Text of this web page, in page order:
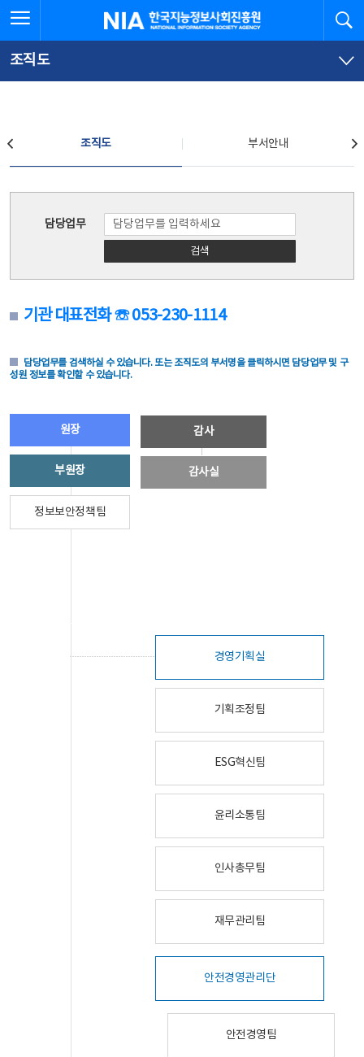
문
로
가
체
뉴
바
가
한국지능정보사회진흥원
조직도
조직도 부서안내
담당업무
검색
기관 대표전화 ☏ 053-230-1114
담당업무를 검색하실 수 있습니다. 또는 조직도의 부서명을 클릭하시면 담당업무 및 구
성원 정보를 확인할 수 있습니다.
원장
부원장
정보보안정책팀
감사
감사실
경영기획실
기획조정팀
ESG혁신팀
윤리소통팀
인사총무팀
재무관리팀
안전경영관리단
안전경영팀